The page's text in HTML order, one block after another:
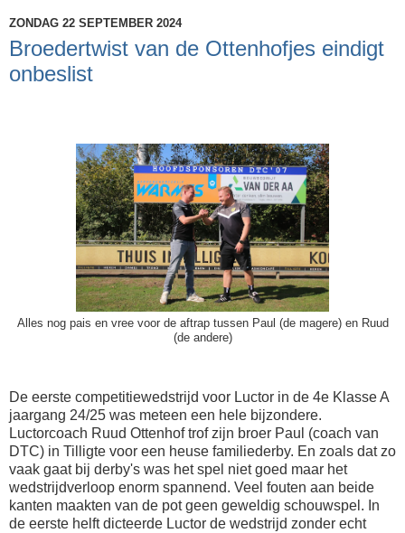
ZONDAG 22 SEPTEMBER 2024
Broedertwist van de Ottenhofjes eindigt
onbeslist
Alles nog pais en vree voor de aftrap tussen Paul (de magere) en Ruud
(de andere)
De eerste competitiewedstrijd voor Luctor in de 4e Klasse A
jaargang 24/25 was meteen een hele bijzondere.
Luctorcoach Ruud Ottenhof trof zijn broer Paul (coach van
DTC) in Tilligte voor een heuse familiederby. En zoals dat zo
vaak gaat bij derby's was het spel niet goed maar het
wedstrijdverloop enorm spannend. Veel fouten aan beide
kanten maakten van de pot geen geweldig schouwspel. In
de eerste helft dicteerde Luctor de wedstrijd zonder echt